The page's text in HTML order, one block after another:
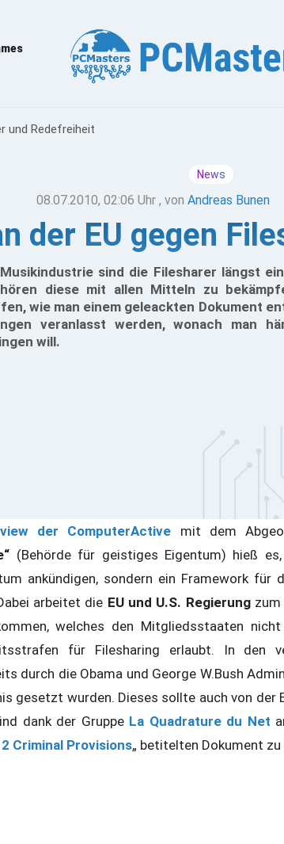
und Redefreiheit
News
08.07.2010, 02:06 Uhr , vonAndreas Bunen
der EU gegen
sind die Filesharer längst
diese mit allen Mitteln zu
wie man einem geleackten Dokument
veranlasst werden, wonach man
will.
der ComputerActive mit dem
(Behörde für geistiges Eigentum) hieß
ankündigen, sondern ein Framework für
arbeitet die EU und U.S. Regierung
welches den Mitgliedsstaaten
für Filesharing erlaubt. In den
durch die Obama und George W.Bush
gesetzt wurden. Dieses sollte auch von der
dank der Gruppe La Quadrature du Net
Criminal Provisions„ betitelten Dokument